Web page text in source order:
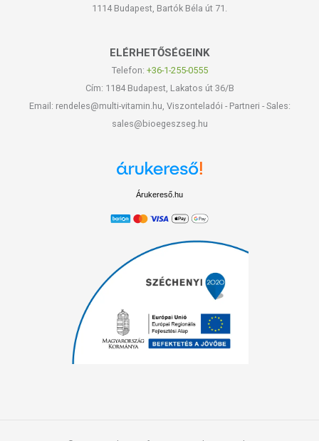
1114 Budapest, Bartók Béla út 71.
ELÉRHETŐSÉGEINK
Telefon: +36-1-255-0555
Cím: 1184 Budapest, Lakatos út 36/B
Email: rendeles@multi-vitamin.hu, Viszonteladói - Partneri - Sales:
sales@bioegeszseg.hu
Árukereső.hu